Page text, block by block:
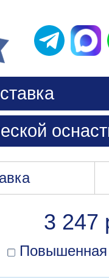
3 247
Повышенная